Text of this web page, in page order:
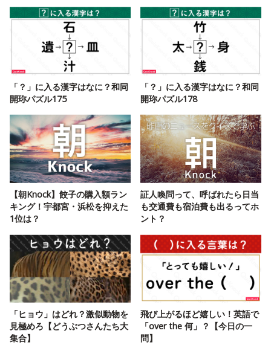
「？」に入る漢字はなに？和同
開珎パズル175
「？」に入る漢字はなに？和同
開珎パズル178
【朝Knock】餃子の購入額ラン
キング！宇都宮・浜松を抑えた
1位は？
証人喚問って、呼ばれたら日当
も交通費も宿泊費も出るってホ
ント？
「ヒョウ」はどれ？激似動物を
見極めろ【どうぶつさんたち大
集合】
飛び上がるほど嬉しい！英語で
「over the 何」？【今日の一
問】